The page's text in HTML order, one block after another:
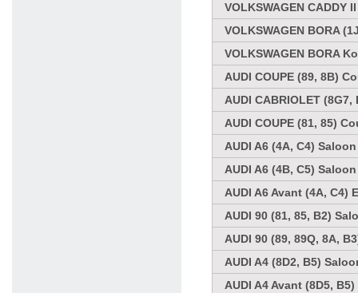
VOLKSWAGEN CADDY
VOLKSWAGEN BORA
VOLKSWAGEN BORA
AUDI COUPE (89, 8B)
AUDI CABRIOLET
AUDI COUPE (81, 85)
AUDI A6 (4A, C4)
AUDI A6 (4B, C5)
AUDI A6 Avant (4A, C4)
AUDI 90 (81, 85, B2)
AUDI 90 (89, 89Q, 8A,
AUDI A4 (8D2, B5)
AUDI A4 Avant (8D5,